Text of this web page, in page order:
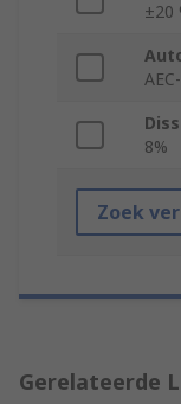
±20
8%
Zoek
Gerelateerde